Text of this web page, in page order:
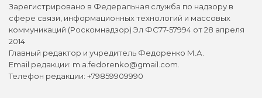
Зарегистрировано в Федеральная служба по надзору в
сфере связи, информационных технологий и массовых
коммуникаций (Роскомнадзор) Эл ФС77-57994 от 28 апреля
2014
Главный редактор и учредитель Федоренко М.А.
Email редакции: m.a.fedorenko@gmail.com.
Телефон редакции: +79859909990